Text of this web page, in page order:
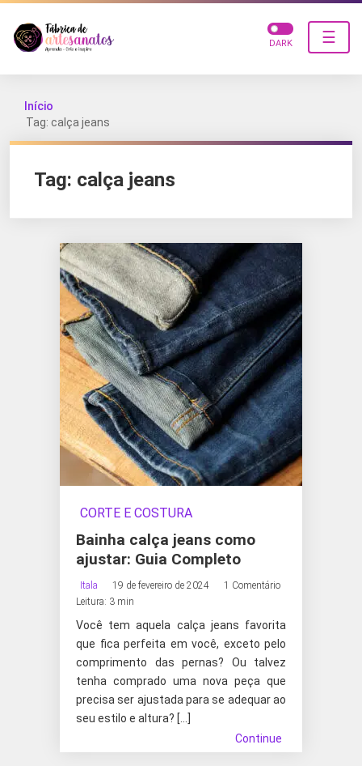
☰
DARK
Início
Tag: calça jeans
Tag: calça jeans
CORTE E COSTURA
Bainha calça jeans como
ajustar: Guia Completo
Itala 19 de fevereiro de 2024
1 Comentário
Leitura: 3 min
Você tem aquela calça jeans favorita
que fica perfeita em você, exceto pelo
comprimento das pernas? Ou talvez
tenha comprado uma nova peça que
precisa ser ajustada para se adequar ao
seu estilo e altura? […]
Continue